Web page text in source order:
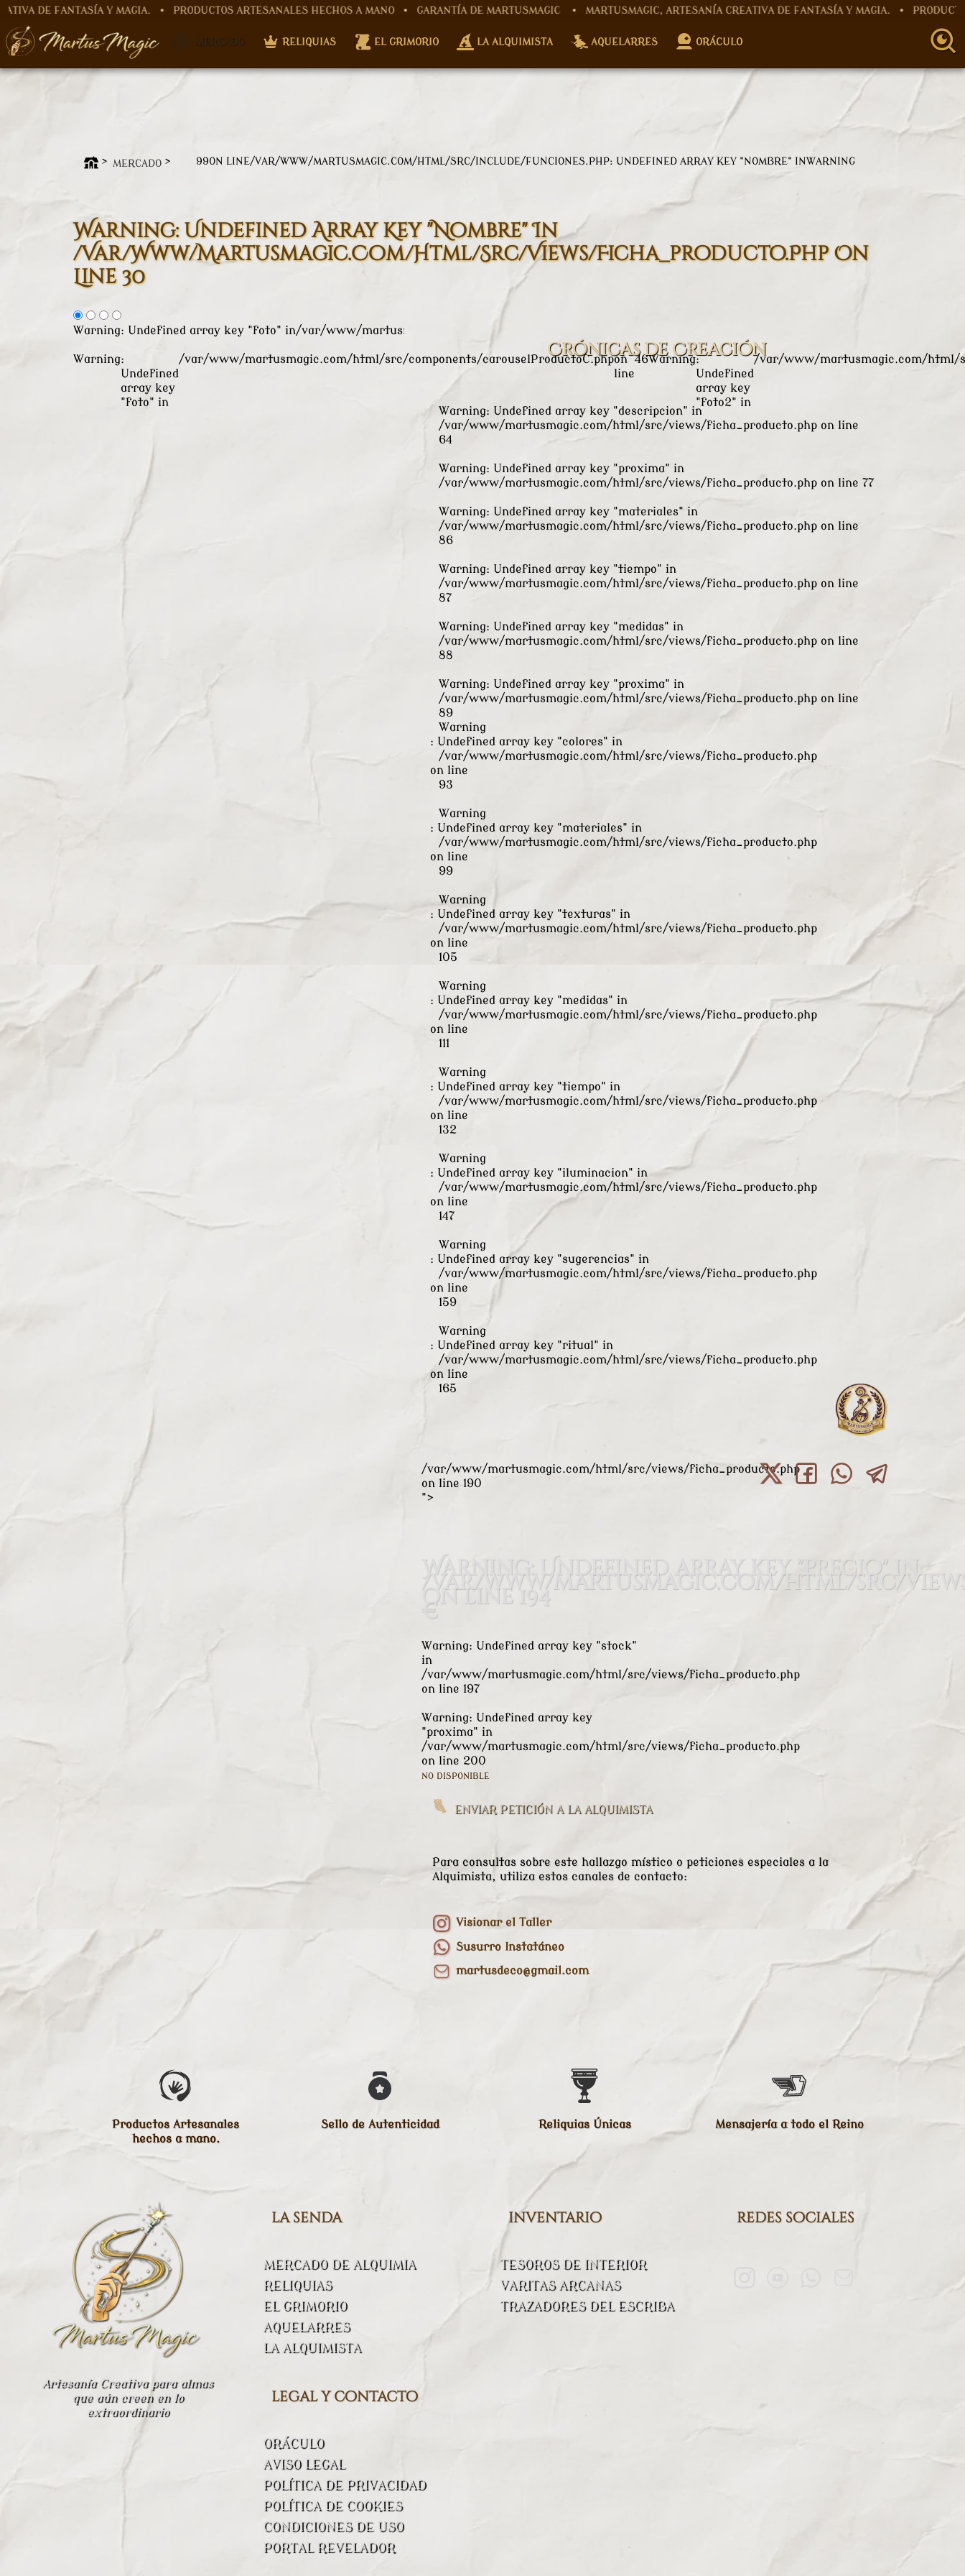
Y MAGIA. • PRODUCTOS ARTESANALES HECHOS A MANO • GARANTÍA DE MARTUSMAGIC • MARTUSMAGIC, ARTESANÍA CREATIVA DE FANTASÍA Y MAGIA. • PRODUCTOS
RELIQUIAS EL GRIMORIO LA ALQUIMISTA AQUELARRES ORÁCULO
Warning: Undefined array key "id_categoria" in/var/www/martusmagic.com/html/src/controller/fichaProductoController.php
WARNING
: UNDEFINED ARRAY KEY "NOMBRE" IN
/VAR/WWW/MARTUSMAGIC.COM/HTML/SRC/INCLUDE/FUNCIONES.PHP
ON LINE
99
MERCADO
Warning: Undefined Array Key "nombre" In
/var/www/martusmagic.com/html/src/views/ficha_producto.phpOn
Line30
Warning: Undefined array key "foto" in/var/www/martusmagic.com/html/src/components/carouselProductoC.php
Warning:
Undefined
array key
"foto" in
/var/www/martusmagic.com/html/src/components/carouselProductoC.phpon
line
46Warning:
Undefined
array key
"foto2" in
/var/www/martusmagic.com/html/
Crónicas de Creación
Warning: Undefined array key "descripcion" in
/var/www/martusmagic.com/html/src/views/ficha_producto.php on line
64
Warning: Undefined array key "proxima" in
/var/www/martusmagic.com/html/src/views/ficha_producto.php on line 77
Warning: Undefined array key "materiales" in
/var/www/martusmagic.com/html/src/views/ficha_producto.php on line
86
Warning: Undefined array key "tiempo" in
/var/www/martusmagic.com/html/src/views/ficha_producto.php on line
87
Warning: Undefined array key "medidas" in
/var/www/martusmagic.com/html/src/views/ficha_producto.php on line
88
Warning: Undefined array key "proxima" in
/var/www/martusmagic.com/html/src/views/ficha_producto.php on line
89
Warning
: Undefined array key "colores" in
/var/www/martusmagic.com/html/src/views/ficha_producto.php
on line
93
Warning
: Undefined array key "materiales" in
/var/www/martusmagic.com/html/src/views/ficha_producto.php
on line
99
Warning
: Undefined array key "texturas" in
/var/www/martusmagic.com/html/src/views/ficha_producto.php
on line
105
Warning
: Undefined array key "medidas" in
/var/www/martusmagic.com/html/src/views/ficha_producto.php
on line
111
Warning
: Undefined array key "tiempo" in
/var/www/martusmagic.com/html/src/views/ficha_producto.php
on line
132
Warning
: Undefined array key "iluminacion" in
/var/www/martusmagic.com/html/src/views/ficha_producto.php
on line
147
Warning
: Undefined array key "sugerencias" in
/var/www/martusmagic.com/html/src/views/ficha_producto.php
on line
159
Warning
: Undefined array key "ritual" in
/var/www/martusmagic.com/html/src/views/ficha_producto.php
on line
165
/var/www/martusmagic.com/html/src/views/ficha_producto.php
on line 190
">
Warning: Undefined array key "precio" in
/var/www/martusmagic.com/html/src/
on line 194
€
Warning: Undefined array key "stock"
in
/var/www/martusmagic.com/html/src/views/ficha_producto.php
on line 197
Warning: Undefined array key
"proxima" in
/var/www/martusmagic.com/html/src/views/ficha_producto.php
on line 200
NO DISPONIBLE
ENVIAR PETICIÓN A LA ALQUIMISTA
Para consultas sobre este hallazgo místico o peticiones especiales a la
Alquimista, utiliza estos canales de contacto:
Visionar el Taller
Susurro Instatáneo
martusdeco@gmail.com
Productos Artesanales
hechos a mano.
Sello de Autenticidad Reliquias Únicas Mensajería a todo el Reino
Artesanía Creativa para almas
que aún creen en lo
extraordinario
la senda
MERCADO DE ALQUIMIA
RELIQUIAS
EL GRIMORIO
AQUELARRES
LA ALQUIMISTA
legal y contacto
ORÁCULO
AVISO LEGAL
POLÍTICA DE PRIVACIDAD
POLÍTICA DE COOKIES
CONDICIONES DE USO
PORTAL REVELADOR
inventario
TESOROS DE INTERIOR
VARITAS ARCANAS
TRAZADORES DEL ESCRIBA
redes sociales